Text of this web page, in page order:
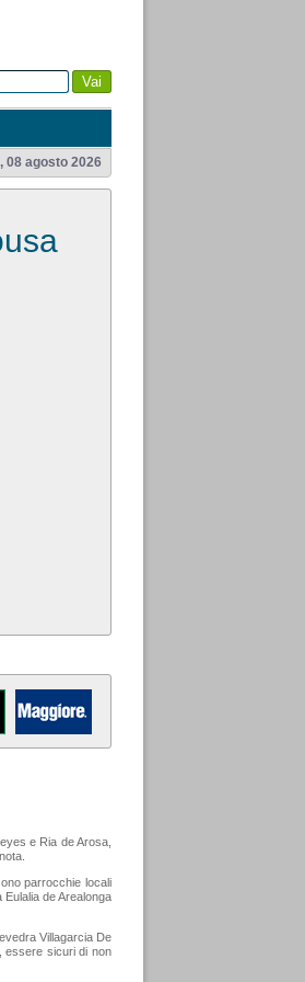
Vai
08 agosto 2026
e Ria de Arosa,
parrocchie locali
de Arealonga
Villagarcia De
essere sicuri di non